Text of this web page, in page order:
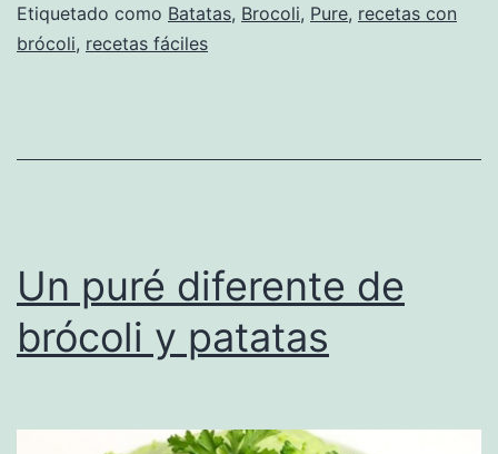
Etiquetado como Batatas, Brocoli, Pure, recetas con
brócoli, recetas fáciles
Un puré diferente de
brócoli y patatas